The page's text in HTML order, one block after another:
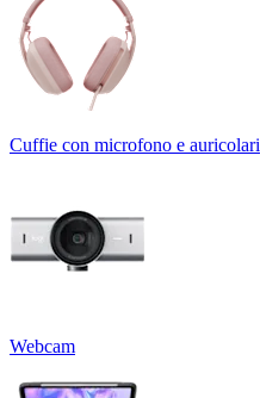
Cuffie con microfono e auricolari
Webcam